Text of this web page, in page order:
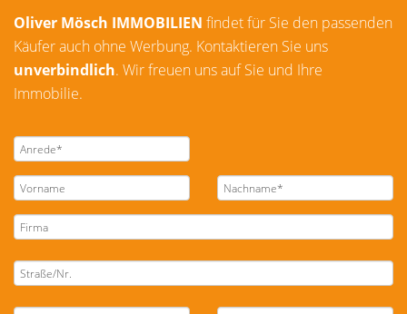
Oliver Mösch IMMOBILIEN findet für Sie den passenden
Käufer auch ohne Werbung. Kontaktieren Sie uns
unverbindlich. Wir freuen uns auf Sie und Ihre
Immobilie.